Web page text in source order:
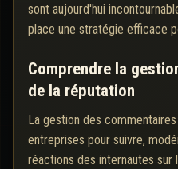
sont aujourd'hui
place une stratégie efficace
Comprendre la
de la réputation
La gestion des
entreprises pour suivre,
réactions des internautes